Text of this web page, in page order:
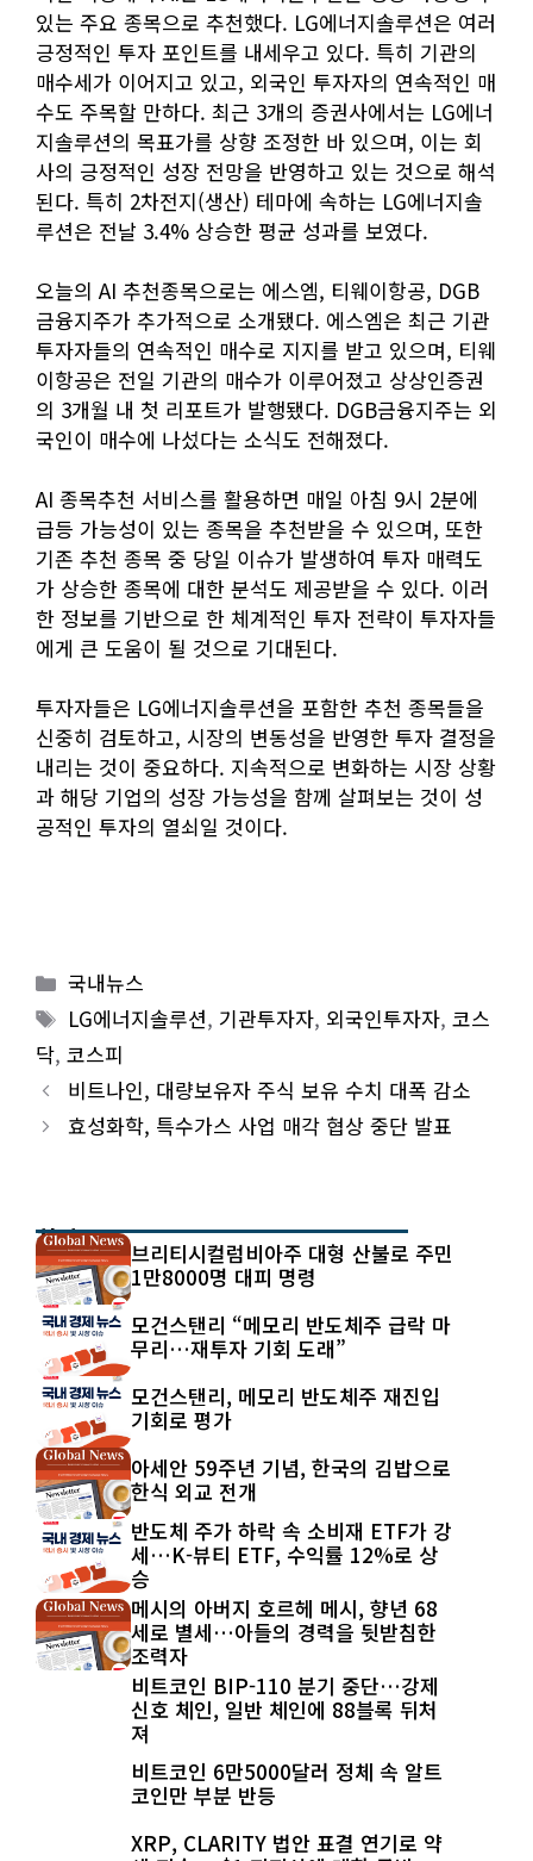
있는 주요 종목으로 추천했다. LG에너지솔루션은 여러
긍정적인 투자 포인트를 내세우고 있다. 특히 기관의
매수세가 이어지고 있고, 외국인 투자자의 연속적인 매
수도 주목할 만하다. 최근 3개의 증권사에서는 LG에너
지솔루션의 목표가를 상향 조정한 바 있으며, 이는 회
사의 긍정적인 성장 전망을 반영하고 있는 것으로 해석
된다. 특히 2차전지(생산) 테마에 속하는 LG에너지솔
루션은 전날 3.4% 상승한 평균 성과를 보였다.
오늘의 AI 추천종목으로는 에스엠, 티웨이항공, DGB
금융지주가 추가적으로 소개됐다. 에스엠은 최근 기관
투자자들의 연속적인 매수로 지지를 받고 있으며, 티웨
이항공은 전일 기관의 매수가 이루어졌고 상상인증권
의 3개월 내 첫 리포트가 발행됐다. DGB금융지주는 외
국인이 매수에 나섰다는 소식도 전해졌다.
AI 종목추천 서비스를 활용하면 매일 아침 9시 2분에
급등 가능성이 있는 종목을 추천받을 수 있으며, 또한
기존 추천 종목 중 당일 이슈가 발생하여 투자 매력도
가 상승한 종목에 대한 분석도 제공받을 수 있다. 이러
한 정보를 기반으로 한 체계적인 투자 전략이 투자자들
에게 큰 도움이 될 것으로 기대된다.
투자자들은 LG에너지솔루션을 포함한 추천 종목들을
신중히 검토하고, 시장의 변동성을 반영한 투자 결정을
내리는 것이 중요하다. 지속적으로 변화하는 시장 상황
과 해당 기업의 성장 가능성을 함께 살펴보는 것이 성
공적인 투자의 열쇠일 것이다.
Categories
국내뉴스
Tags
LG에너지솔루션, 기관투자자, 외국인투자자,코스
닥, 코스피
비트나인, 대량보유자 주식 보유 수치 대폭 감소
효성화학, 특수가스 사업 매각 협상 중단 발표
최신 글
브리티시컬럼비아주 대형 산불로 주민
1만8000명 대피 명령
모건스탠리 “메모리 반도체주 급락 마
무리…재투자 기회 도래”
모건스탠리, 메모리 반도체주 재진입
기회로 평가
아세안 59주년 기념, 한국의 김밥으로
한식 외교 전개
반도체 주가 하락 속 소비재 ETF가 강
세…K-뷰티 ETF, 수익률 12%로 상
승
메시의 아버지 호르헤 메시, 향년 68
세로 별세…아들의 경력을 뒷받침한
조력자
비트코인 BIP-110 분기 중단…강제
신호 체인, 일반 체인에 88블록 뒤처
져
비트코인 6만5000달러 정체 속 알트
코인만 부분 반등
XRP, CLARITY 법안 표결 연기로 약